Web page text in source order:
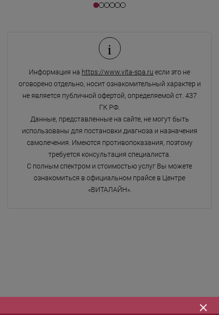
i
Информация на https://www.vita-spa.ru если это не
оговорено отдельно, носит ознакомительный характер и
не является публичной офертой, определяемой ст. 437
ГК РФ.
Данные, представленные на сайте, не могут быть
использованы для постановки диагноза и назначения
самолечения. Имеются противопоказания, поэтому
требуется консультация специалиста.
С полным спектром и стоимостью услуг Вы можете
ознакомиться в официальном прайсе в Центре
«ВИТАЛАЙН».